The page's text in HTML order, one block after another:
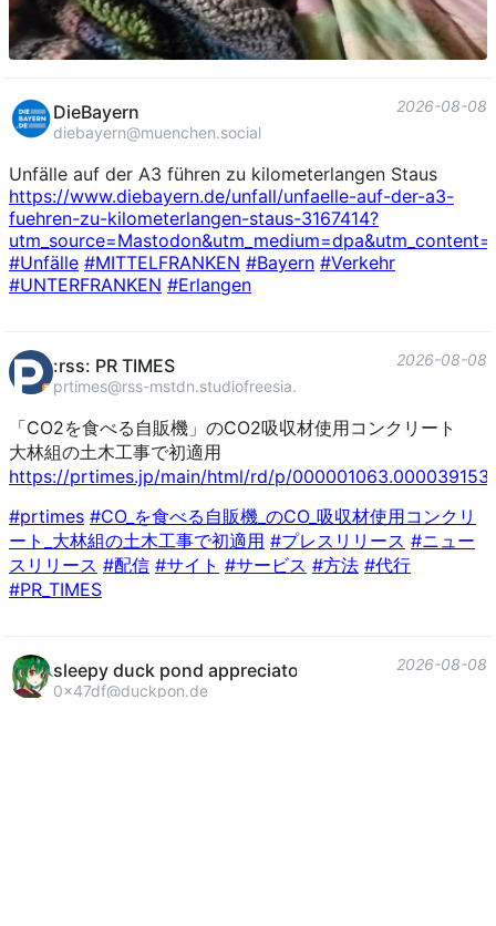
DieBayern
diebayern@muenchen.social
2026-08-08
Unfälle auf der A3 führen zu kilometerlangen Staus
https://www.diebayern.de/unfall/unfaelle-auf-der-a3-
fuehren-zu-kilometerlangen-staus-3167414?
#Unfälle #MITTELFRANKEN #Bayern #Verkehr
#UNTERFRANKEN #Erlangen
:rss: PR TIMES
prtimes@rss-mstdn.studiofreesia.com
2026-08-08
「CO2を食べる自販機」のCO2吸収材使用コンクリート
大林組の土木工事で初適用
https://prtimes.jp/main/html/rd/p/0000
#prtimes #CO_を食べる自販機_のCO_吸収材使用コンクリ
ート_大林組の土木工事で初適用 #プレスリリース #ニュー
スリリース #配信 #サイト #サービス #方法 #代行
#PR_TIMES
sleepy duck pond appreciator 🦆✨🏳️‍🌈
0x47df@duckpon.de
2026-08-08